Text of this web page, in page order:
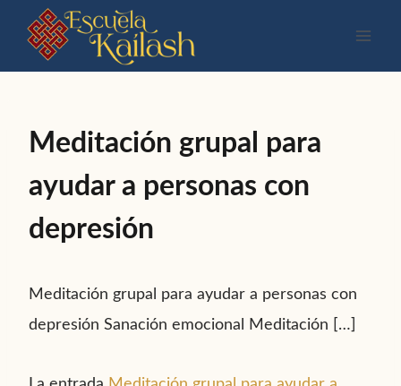
Saltar
contenido
Meditación grupal para
ayudar a personas con
depresión
Meditación grupal para ayudar a personas con
depresión Sanación emocional Meditación […]